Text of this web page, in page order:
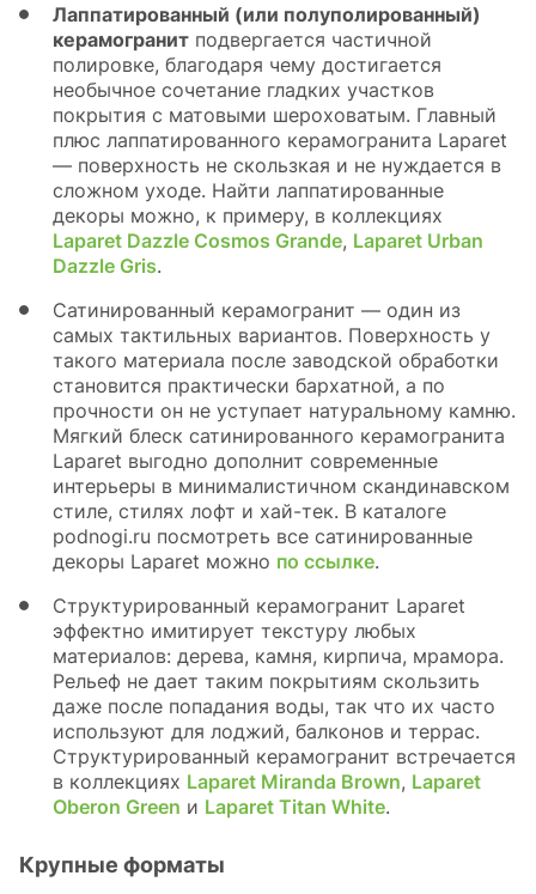
Лаппатированный (или полуполированный)
керамогранит подвергается частичной
полировке, благодаря чему достигается
необычное сочетание гладких участков
покрытия с матовыми шероховатым. Главный
плюс лаппатированного керамогранита Laparet
— поверхность не скользкая и не нуждается в
сложном уходе. Найти лаппатированные
декоры можно, к примеру, в коллекциях
Laparet Dazzle Cosmos Grande, Laparet Urban
Dazzle Gris.
Сатинированный керамогранит — один из
самых тактильных вариантов. Поверхность у
такого материала после заводской обработки
становится практически бархатной, а по
прочности он не уступает натуральному камню.
Мягкий блеск сатинированного керамогранита
Laparet выгодно дополнит современные
интерьеры в минималистичном скандинавском
стиле, стилях лофт и хай-тек. В каталоге
podnogi.ru посмотреть все сатинированные
декоры Laparet можно по ссылке.
Структурированный керамогранит Laparet
эффектно имитирует текстуру любых
материалов: дерева, камня, кирпича, мрамора.
Рельеф не дает таким покрытиям скользить
даже после попадания воды, так что их часто
используют для лоджий, балконов и террас.
Структурированный керамогранит встречается
в коллекциях Laparet Miranda Brown, Laparet
Oberon Green и Laparet Titan White.
Крупные форматы